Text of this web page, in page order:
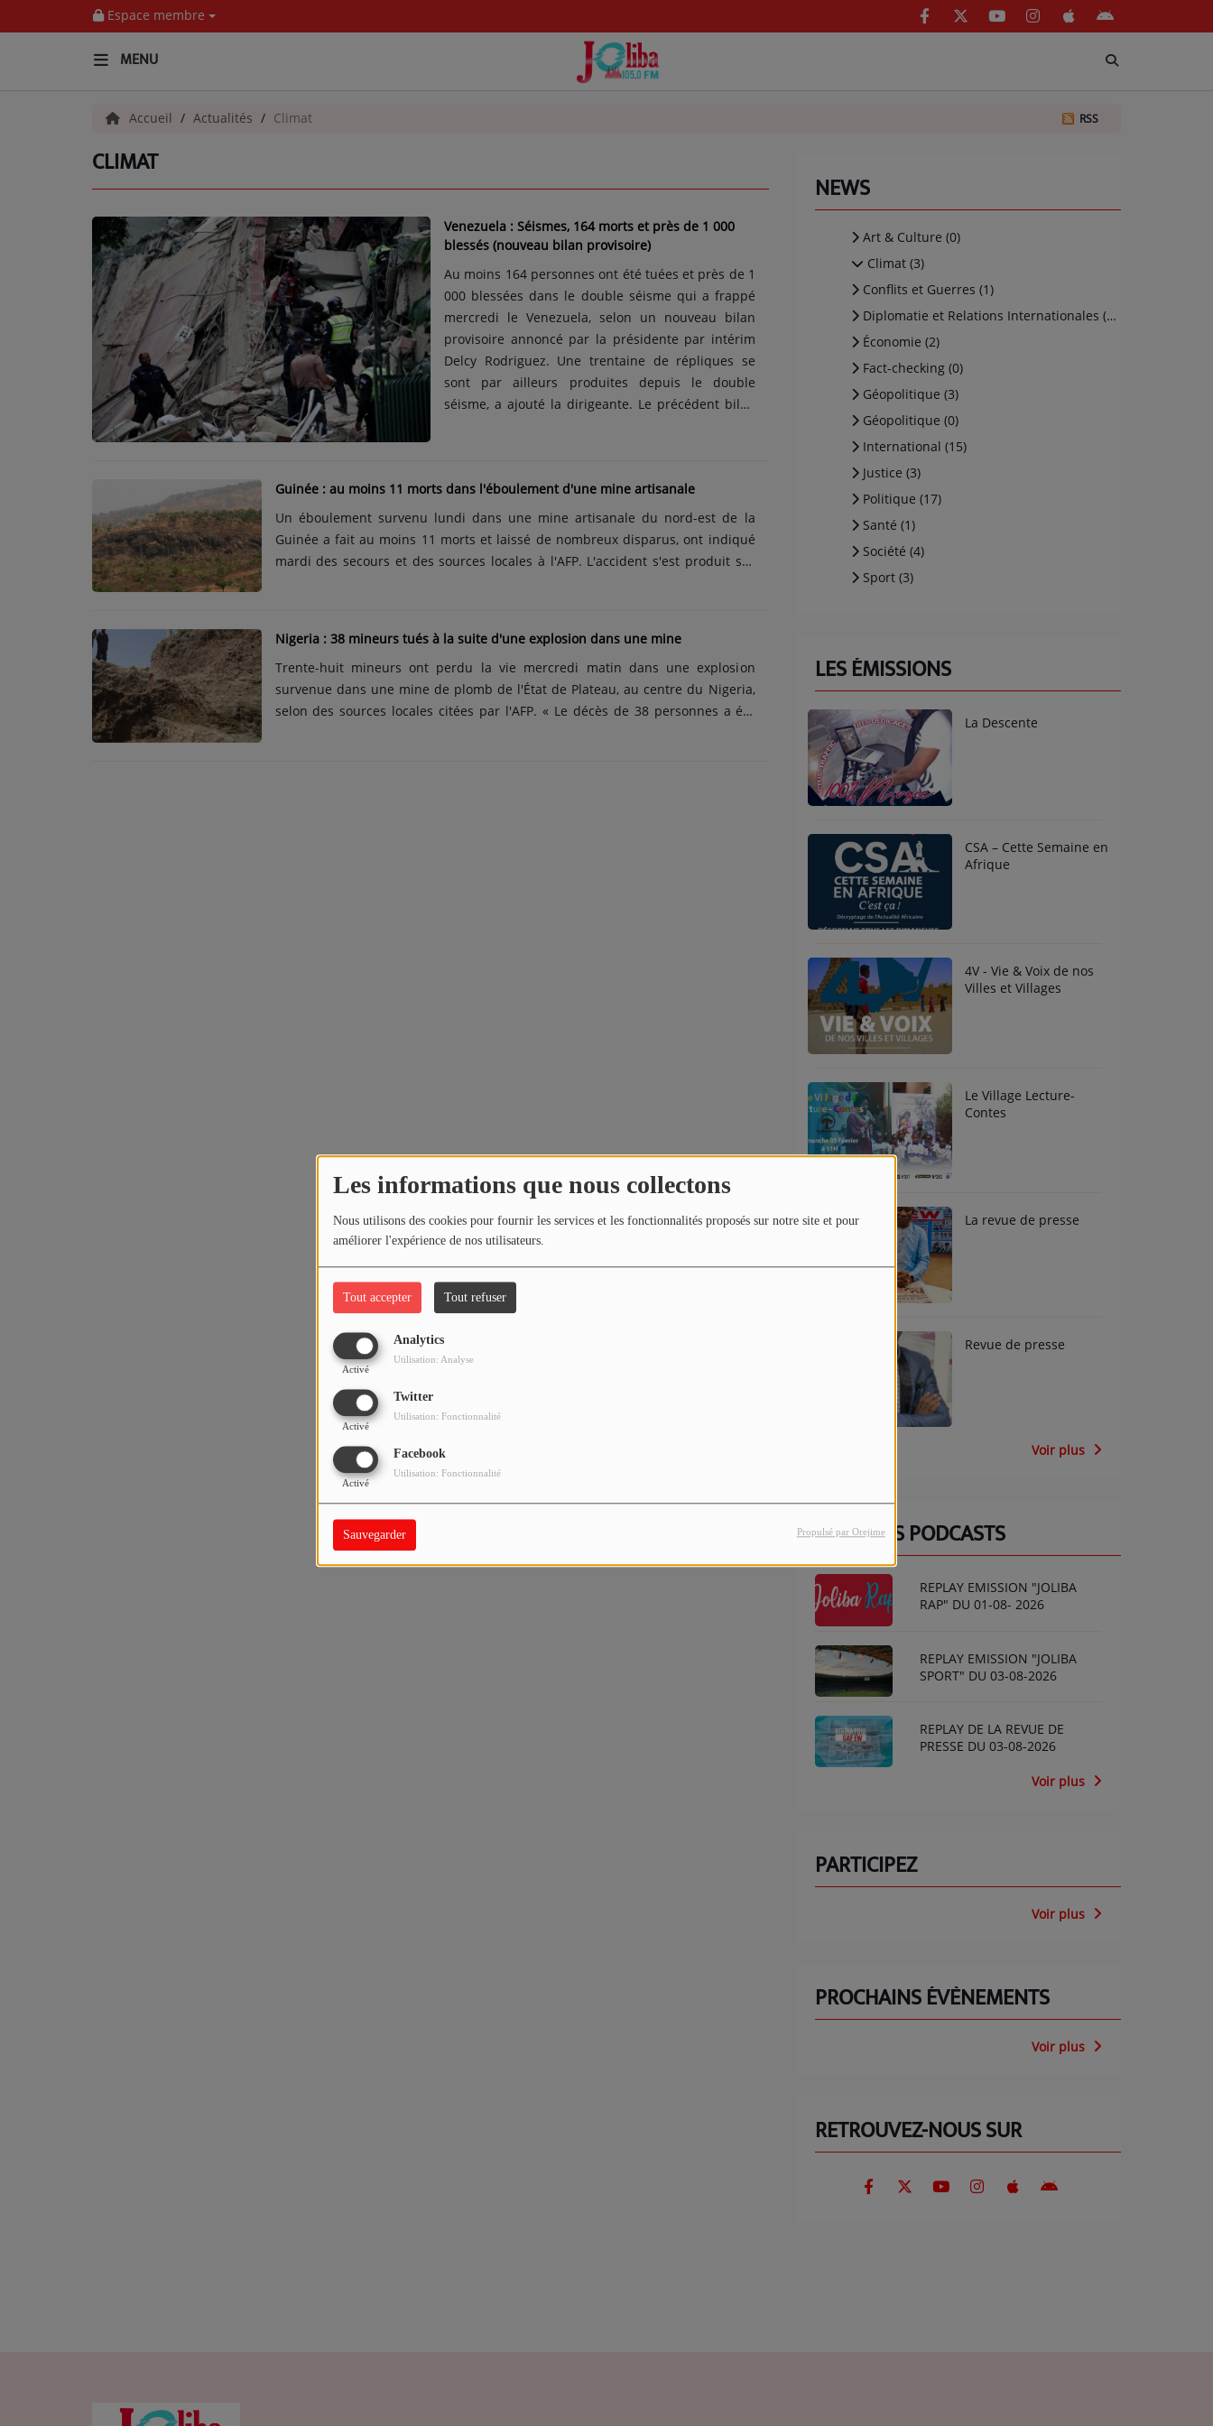
Les informations que nous collectons
Nous utilisons des cookies pour fournir les services et les fonctionnalités proposés sur notre site et pour
améliorer l'expérience de nos utilisateurs.
Tout accepter Tout refuser
Analytics
Activé
Utilisation: Analyse
Twitter
Activé
Utilisation: Fonctionnalité
Facebook
Activé
Utilisation: Fonctionnalité
Sauvegarder Propulsé par Orejime
Espace membre
MENU
EVÈNEMENTS
TITRES DIFFUSÉS
PODCASTS
Accueil Actualités Climat RSS
CLIMAT
Venezuela : Séismes, 164 morts et près de 1 000
blessés (nouveau bilan provisoire)
Au moins 164 personnes ont été tuées et près de 1
000 blessées dans le double séisme qui a frappé
mercredi le Venezuela, selon un nouveau bilan
provisoire annoncé par la présidente par intérim
Delcy Rodriguez. Une trentaine de répliques se
sont par ailleurs produites depuis le double
séisme, a ajouté la dirigeante. Le précédent bilan
Guinée : au moins 11 morts dans l'éboulement d'une mine artisanale
Un éboulement survenu lundi dans une mine artisanale du nord-est de la
Guinée a fait au moins 11 morts et laissé de nombreux disparus, ont indiqué
mardi des secours et des sources locales à l'AFP. L'accident s'est produit sur
responsable de la Croix-Rouge locale à l'AFP. Sur place, les opérations de
recherche se poursuivaient afin de retrouver d'éventuels......
Nigeria : 38 mineurs tués à la suite d'une explosion dans une mine
Trente-huit mineurs ont perdu la vie mercredi matin dans une explosion
survenue dans une mine de plomb de l'État de Plateau, au centre du Nigeria,
selon des sources locales citées par l'AFP. « Le décès de 38 personnes a été
NEWS
Art & Culture (0)
Climat (3)
Conflits et Guerres (1)
Diplomatie et Relations Internationales (19)
Économie (2)
Fact-checking (0)
Géopolitique (3)
Géopolitique (0)
International (15)
Justice (3)
Politique (17)
Santé (1)
Société (4)
Sport (3)
LES ÉMISSIONS
La Descente
CSA – Cette Semaine en
Afrique
4V - Vie & Voix de nos
Villes et Villages
Le Village Lecture-
Contes
La revue de presse
Revue de presse
Voir plus
DERNIERS PODCASTS
REPLAY EMISSION "JOLIBA
RAP" DU 01-08- 2026
REPLAY EMISSION "JOLIBA
SPORT" DU 03-08-2026
REPLAY DE LA REVUE DE
PRESSE DU 03-08-2026
Voir plus
PARTICIPEZ
Voir plus
PROCHAINS ÉVÈNEMENTS
Voir plus
RETROUVEZ-NOUS SUR